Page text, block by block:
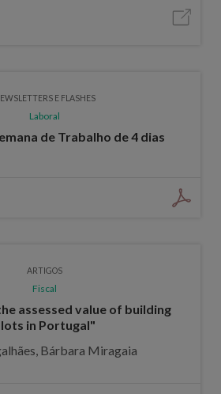
E FLASHES
Laboral
de Trabalho de 4 dias
ARTIGOS
Fiscal
assessed value of building
in Portugal"
Bárbara Miragaia